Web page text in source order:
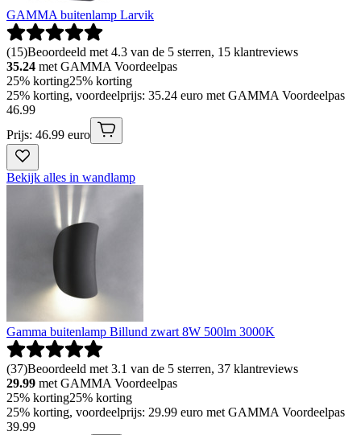
GAMMA buitenlamp Larvik
(15)Beoordeeld met 4.3 van de 5 sterren, 15 klantreviews
35.24 met GAMMA Voordeelpas
25% korting25% korting
25% korting, voordeelprijs: 35.24 euro met GAMMA Voordeelpas
46.99
Prijs: 46.99 euro
Bekijk alles in wandlamp
Gamma buitenlamp Billund zwart 8W 500lm 3000K
(37)Beoordeeld met 3.1 van de 5 sterren, 37 klantreviews
29.99 met GAMMA Voordeelpas
25% korting25% korting
25% korting, voordeelprijs: 29.99 euro met GAMMA Voordeelpas
39.99